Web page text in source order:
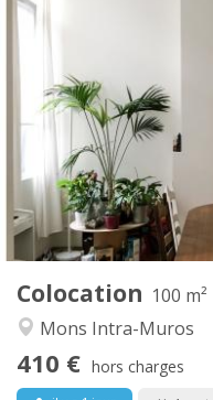
Colocation 100 m²
Mons Intra-Muros
410 € hors charges